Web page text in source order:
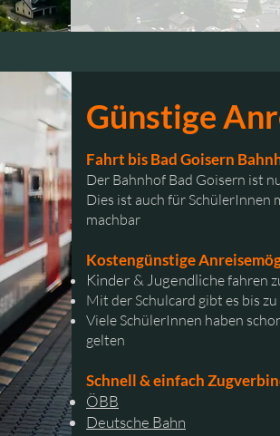
Günstige
Fahrt bis Bad Goisern
Der Bahnhof Bad Goisern ist
Dies ist auch für SchülerInnen
machbar
Kostengünstige
Kinder & Jugendliche fahren
Mit der Schulcard gibt es bis
Viele SchülerInnen haben
gelten
Schnell & einfach
ÖBB
Deutsche Bahn